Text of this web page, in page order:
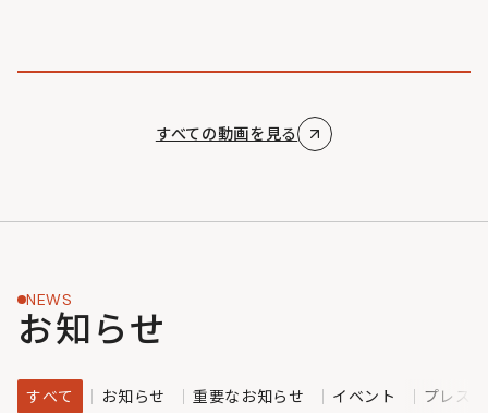
すべての動画を見る
NEWS
お知らせ
すべて お知らせ 重要なお知らせ イベント プレス